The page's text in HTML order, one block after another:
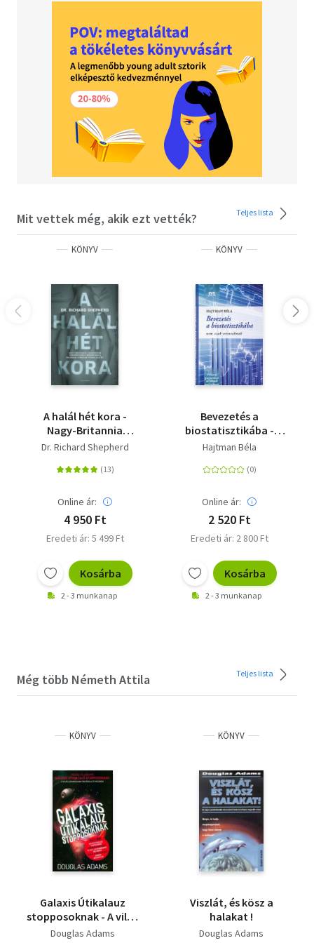
Mit vettek még, akik ezt vették? Teljes lista
KÖNYV
A halál hét kora -
Nagy-Britannia
leghíresebb
kórboncnoka feltárja
Dr. Richard Shepherd
Online ár:
4 950 Ft
Eredeti ár: 5 499 Ft
Kosárba
2 - 3 munkanap
KÖNYV
Bevezetés a
biostatisztikába -
Nem csak orvosoknak
Hajtman Béla
Online ár:
2 520 Ft
Eredeti ár: 2 800 Ft
Kosárba
2 - 3 munkanap
Még több Németh Attila Teljes lista
KÖNYV
Galaxis Útikalauz
stopposoknak - A világ
leghosszabb trilógiája
Douglas Adams
KÖNYV
Viszlát, és kösz a
halakat !
Douglas Adams